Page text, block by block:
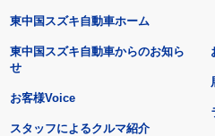
東中国スズキ自動車ホーム
東中国スズキ自動車からのお知ら
せ
お客様Voice
スタッフによるクルマ紹介